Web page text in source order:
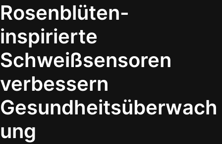
Rosenblüten-
inspirierte
Schweißsensoren
verbessern
Gesundheitsüberwach
ung